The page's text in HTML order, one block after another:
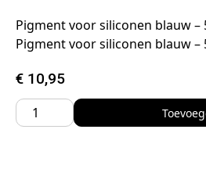
Pigment voor siliconen blauw –
Pigment voor siliconen blauw
€ 10,95